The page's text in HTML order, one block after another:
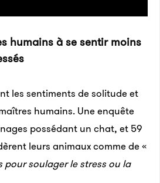
humains à se sentir moins
les senti­ments de soli­tude et
humains. Une enquête
possé­dant un chat, et 59
leurs animaux comme de «
soula­ger le stress ou la